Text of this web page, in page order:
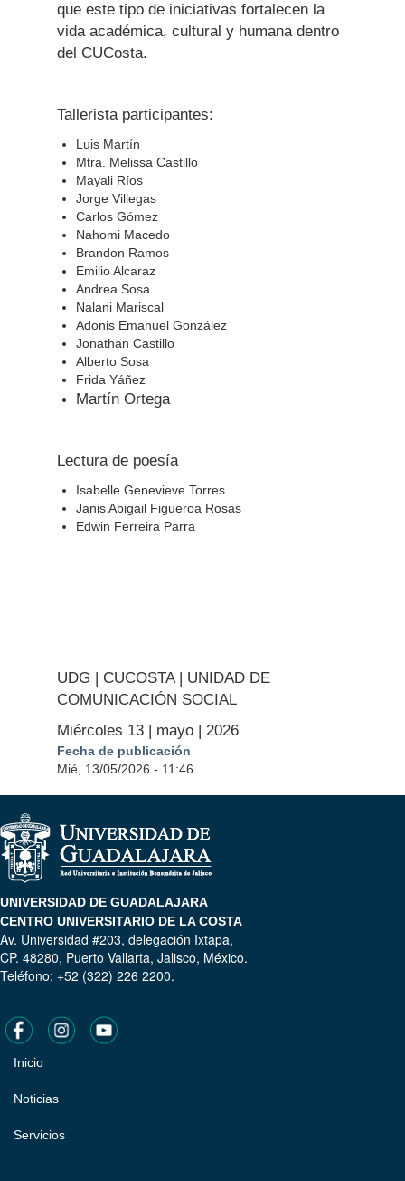
que este tipo de iniciativas fortalecen la
vida académica, cultural y humana dentro
del CUCosta.
Tallerista participantes:
Luis Martín
Mtra. Melissa Castillo
Mayali Ríos
Jorge Villegas
Carlos Gómez
Nahomi Macedo
Brandon Ramos
Emilio Alcaraz
Andrea Sosa
Nalani Mariscal
Adonis Emanuel González
Jonathan Castillo
Alberto Sosa
Frida Yáñez
Martín Ortega
Lectura de poesía
Isabelle Genevieve Torres
Janis Abigail Figueroa Rosas
Edwin Ferreira Parra
UDG | CUCOSTA | UNIDAD DE
COMUNICACIÓN SOCIAL
Miércoles 13 | mayo | 2026
Fecha de publicación
Mié, 13/05/2026 - 11:46
UNIVERSIDAD DE GUADALAJARA
CENTRO UNIVERSITARIO DE LA COSTA
Av. Universidad #203, delegación Ixtapa,
CP. 48280, Puerto Vallarta, Jalisco, México.
Teléfono: +52 (322) 226 2200.
Pie
de
página
Inicio
Noticias
Servicios